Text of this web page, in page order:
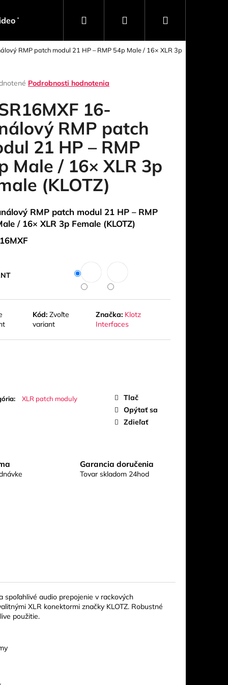
Technika Software Obaly, Kufre, Racky
Hľadať PrihlásenieNákupný
RMP patch modul 21 HP – RMP 54p Male / 16× XLR 3p
Podrobnosti hodnotenia
16-
RMP patch
21 HP – RMP
Male / 16× XLR 3p
(KLOTZ)
RMP patch modul 21 HP – RMP
/ 16× XLR 3p Female (KLOTZ)
Kód: Zvoľte
variant
Značka: Klotz
Interfaces
: XLR patch moduly
Tlač
Opýtať sa
Zdieľať
Garancia doručenia
Tovar skladom 24hod
audio prepojenie v rackových
XLR konektormi značky KLOTZ. Robustné
použitie.